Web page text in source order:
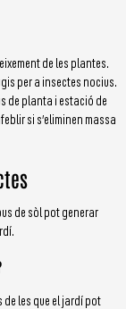
de les plantes.
per a insectes nocius.
de planta i estació de
si s’eliminen massa
de sòl pot generar
de les que el jardí pot